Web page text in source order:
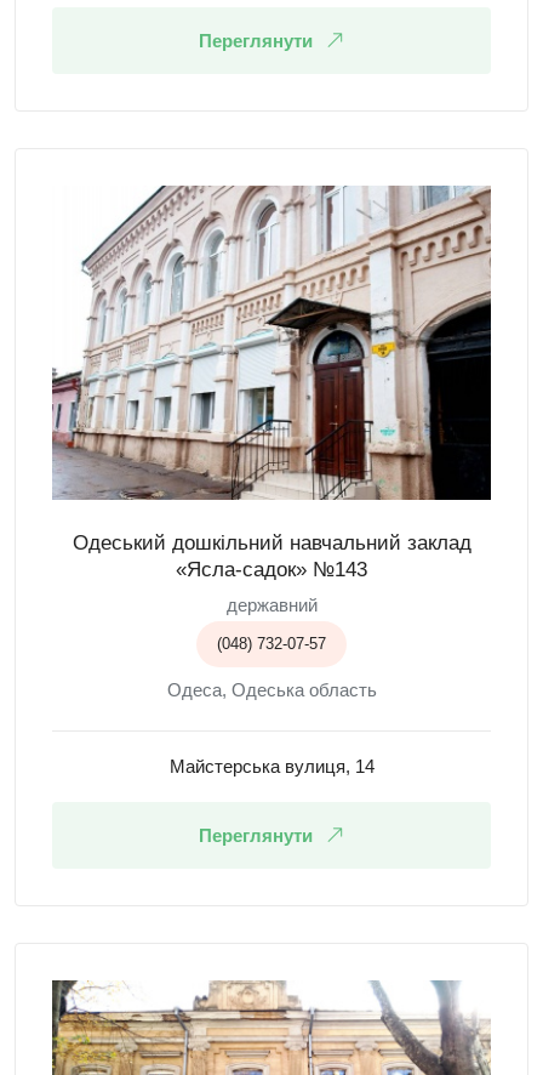
Переглянути
Одеський дошкільний навчальний заклад
«Ясла-садок» №143
державний
(048) 732-07-57
Одеса, Одеська область
Майстерська вулиця, 14
Переглянути